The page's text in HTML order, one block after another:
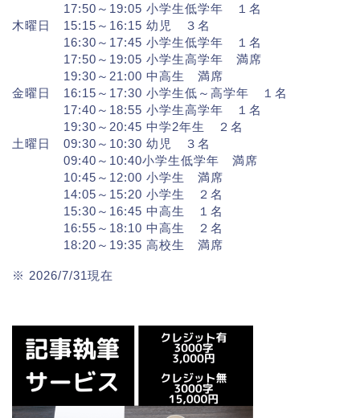
17:50～19:05 小学生低学年 １名
木曜日 15:15～16:15 幼児 ３名
16:30～17:45 小学生低学年 １名
17:50～19:05 小学生高学年 満席
19:30～21:00 中高生 満席
金曜日 16:15～17:30 小学生低～高学年 １名
17:40～18:55 小学生高学年 １名
19:30～20:45 中学2年生 ２名
土曜日 09:30～10:30 幼児 ３名
09:40～10:40小学生低学年 満席
10:45～12:00 小学生 満席
14:05～15:20 小学生 ２名
15:30～16:45 中高生 １名
16:55～18:10 中高生 ２名
18:20～19:35 高校生 満席
※ 2026/7/31現在